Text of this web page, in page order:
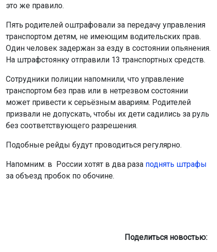
это же правило.
Пять родителей оштрафовали за передачу управления
транспортом детям, не имеющим водительских прав.
Один человек задержан за езду в состоянии опьянения.
На штрафстоянку отправили 13 транспортных средств.
Сотрудники полиции напомнили, что управление
транспортом без прав или в нетрезвом состоянии
может привести к серьёзным авариям. Родителей
призвали не допускать, чтобы их дети садились за руль
без соответствующего разрешения.
Подобные рейды будут проводиться регулярно.
Напомним: в России хотят в два раза поднять штрафы
за объезд пробок по обочине.
Поделиться новостью: